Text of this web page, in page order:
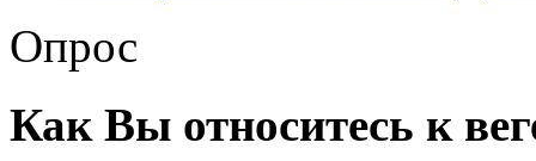
Опрос
Как Вы относитесь к